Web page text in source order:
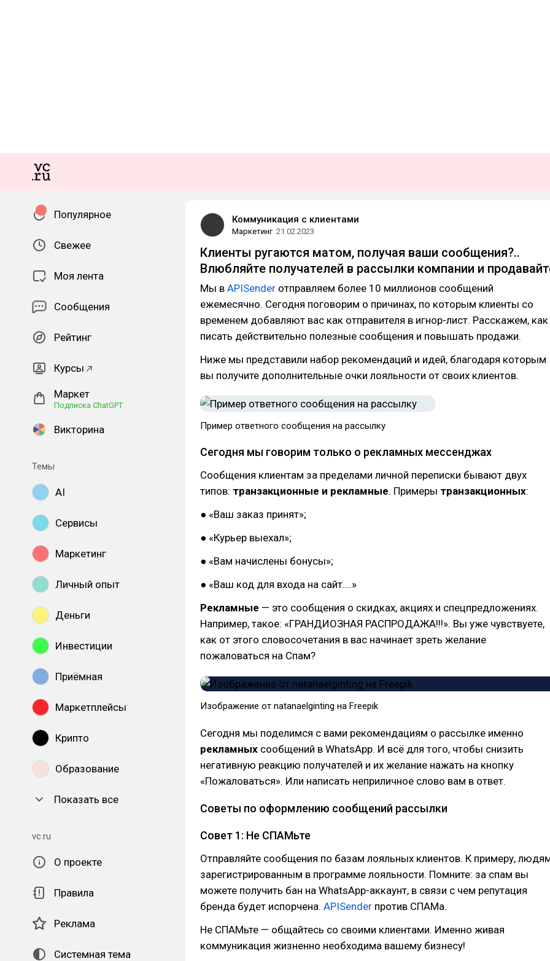
Популярное
Свежее
Моя лента
Сообщения
Рейтинг
Курсы
Маркет
Подписка ChatGPT
Викторина
Темы
AI
Сервисы
Маркетинг
Личный опыт
Деньги
Инвестиции
Приёмная
Маркетплейсы
Крипто
Образование
Показать все
vc.ru
О проекте
Правила
Реклама
Системная тема
Коммуникация с клиентами
Маркетинг 21.02.2023
Клиенты ругаются матом, получая ваши сообщения?..
Влюбляйте получателей в рассылки компании и
Мы в APISender отправляем более 10 миллионов сообщений
ежемесячно. Сегодня поговорим о причинах, по которым клиенты со
временем добавляют вас как отправителя в игнор-лист. Расскажем, как
писать действительно полезные сообщения и повышать продажи.
Ниже мы представили набор рекомендаций и идей, благодаря которым
вы получите дополнительные очки лояльности от своих клиентов.
Пример ответного сообщения на рассылку
Сегодня мы говорим только о рекламных мессенджах
Сообщения клиентам за пределами личной переписки бывают двух
типов: транзакционные и рекламные. Примеры транзакционных:
● «Ваш заказ принят»;
● «Курьер выехал»;
● «Вам начислены бонусы»;
● «Ваш код для входа на сайт….»
Рекламные — это сообщения о скидках, акциях и спецпредложениях.
Например, такое: «ГРАНДИОЗНАЯ РАСПРОДАЖА!!!». Вы уже чувствуете,
как от этого словосочетания в вас начинает зреть желание
пожаловаться на Спам?
Изображение от natanaelginting на Freepik
Сегодня мы поделимся с вами рекомендациям о рассылке именно
рекламных сообщений в WhatsApp. И всё для того, чтобы снизить
негативную реакцию получателей и их желание нажать на кнопку
«Пожаловаться». Или написать неприличное слово вам в ответ.
Советы по оформлению сообщений рассылки
Совет 1: Не СПАМьте
Отправляйте сообщения по базам лояльных клиентов. К примеру,
зарегистрированным в программе лояльности. Помните: за спам вы
можете получить бан на WhatsApp-аккаунт, в связи с чем репутация
бренда будет испорчена. APISender против СПАМа.
Не СПАМьте — общайтесь со своими клиентами. Именно живая
коммуникация жизненно необходима вашему бизнесу!